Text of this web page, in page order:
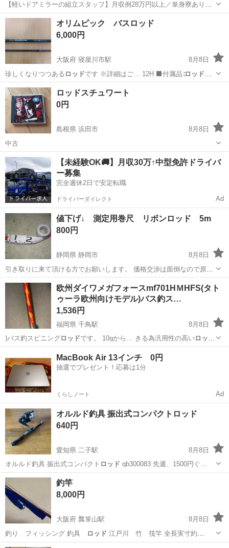
【軽いドアミラーの組立スタッフ】月収例28万円以上／単身寮あり／
年間休日121日／初めてさんも安心のカンタン作業 【未経験歓迎】軽
いドアミラーの組立スタッフ｜新設のキレイな工場◎男女活躍中！ 大
手自動車部品メーカーの新設工...
静岡 藤枝市 その他
オリムピック バスロッド
6,000円
大阪府 寝屋川市駅
8月8日
珍しくなりつつある ロッド です ※詳細はご… 12H ⬛付属品∶ロッド
体のみ ⬛状態∶…
大阪 寝屋川市 寝屋川市駅 その他
ロッドスチュワート
0円
島根県 浜田市
8月8日
中古
島根 浜田市 CD
【未経験OK🚚】月収30万↑中型免許ドライバ
ー募集
完全週休2日で安定転職
ドライバーダイレクト Ad
値下げ↓ 測定用巻尺 リボンロッド 5m
800円
静岡県 静岡市
8月8日
引き取りに来て頂ける方でお願いします。 価格交渉は面倒なので原則
お受けしていません。 #工具 #建設工事 #工事現場 #施工写真 #ツール
#メジャー #巻尺
静岡 静岡市 その他
欧州ダイワメガフォースmf701HＭHFS(タト
ゥーラ欧州向けモデル)バス釣ス…
1,536円
福岡県 千鳥駅
8月8日
)バス釣スピニングロッドです。 10gから… きる為汎用性の高いロッド
で、クランク・スピ…
マリンスポーツ メガフォース
MacBook Air 13インチ 0円
抽選でプレゼント！応募は1分
くらしノート Ad
オルルド釣具 振出式コンパクトロッド
640円
愛知県 二子駅
8月8日
オルルド釣具 振出式コンパクト ロッド qb300083 先週、1500円ぐ…
愛知 一宮市 二子駅
釣竿
8,000円
大阪府 瓢箪山駅
8月8日
釣り フィッシング 釣具
ロッド 江戸川 竹 筏竿 全長実寸約
163c…